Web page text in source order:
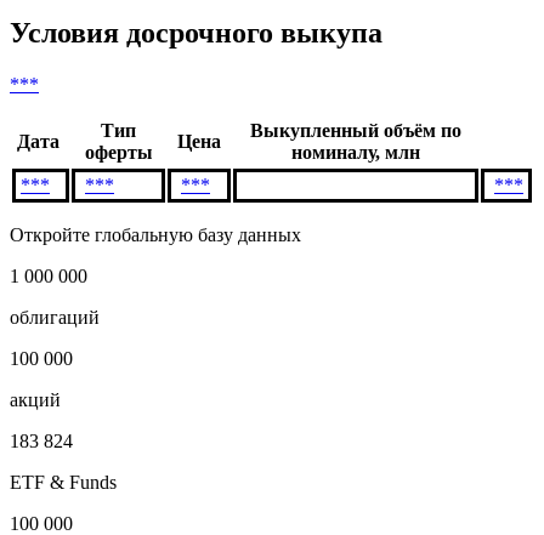
Условия досрочного выкупа
***
Дата
Тип
оферты
Цена
Выкупленный объём по
номиналу, млн
***
*** *** ***
Откройте глобальную базу данных
1 000 000
облигаций
100 000
акций
183 824
ETF & Funds
100 000